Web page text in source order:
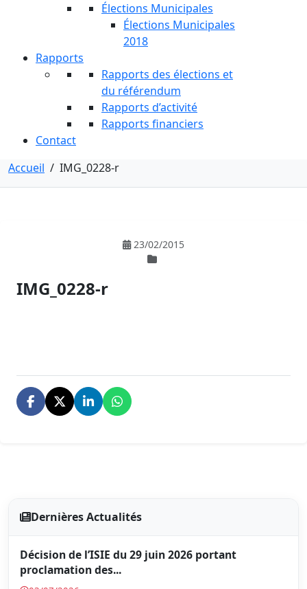
Élections Municipales
Élections Municipales
2018
Rapports
Rapports des élections et
du référendum
Rapports d’activité
Rapports financiers
Contact
Accueil / IMG_0228-r
23/02/2015
IMG_0228-r
Dernières Actualités
Décision de l’ISIE du 29 juin 2026 portant
proclamation des...